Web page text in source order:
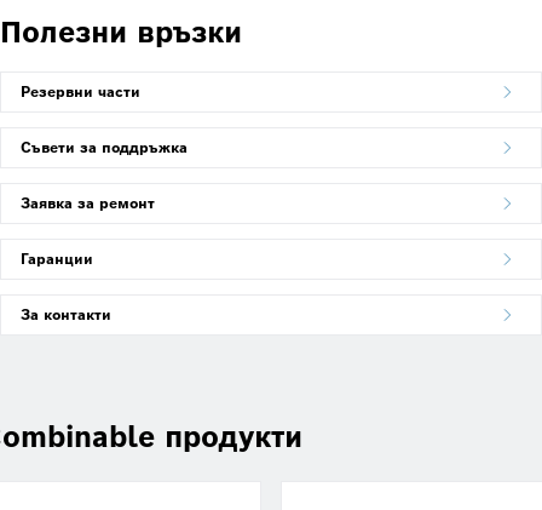
Полезни връзки
Резервни части
Съвети за поддръжка
Заявка за ремонт
Гаранции
За контакти
продукти